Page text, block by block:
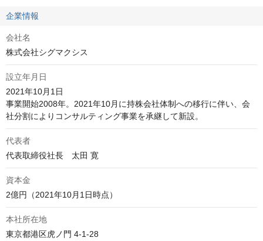
企業情報
会社名
株式会社シグマクシス
設立年月日
2021年10月1日
事業開始2008年。2021年10月に持株会社体制への移行に伴い、会
社分割によりコンサルティング事業を承継して新設。
代表者
代表取締役社長　太田 寛
資本金
2億円（2021年10月1日時点）
本社所在地
東京都港区虎ノ門 4-1-28